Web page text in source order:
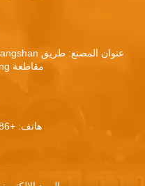
مقاطعة Shandong، الصين
هاتف:+86-536 3532939